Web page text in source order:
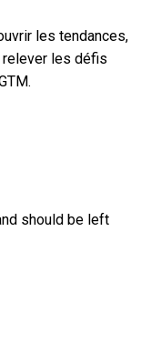
les tendances,
les défis
should be left